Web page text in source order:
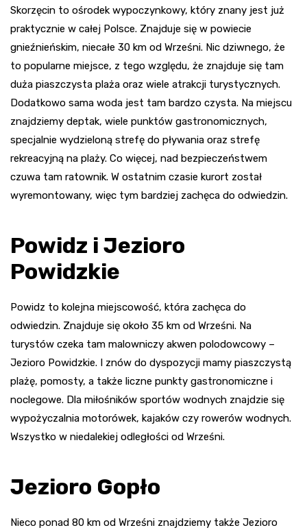
Skorzęcin to ośrodek wypoczynkowy, który znany jest już
praktycznie w całej Polsce. Znajduje się w powiecie
gnieźnieńskim, niecałe 30 km od Wrześni. Nic dziwnego, że
to popularne miejsce, z tego względu, że znajduje się tam
duża piaszczysta plaża oraz wiele atrakcji turystycznych.
Dodatkowo sama woda jest tam bardzo czysta. Na miejscu
znajdziemy deptak, wiele punktów gastronomicznych,
specjalnie wydzieloną strefę do pływania oraz strefę
rekreacyjną na plaży. Co więcej, nad bezpieczeństwem
czuwa tam ratownik. W ostatnim czasie kurort został
wyremontowany, więc tym bardziej zachęca do odwiedzin.
Powidz i Jezioro
Powidzkie
Powidz to kolejna miejscowość, która zachęca do
odwiedzin. Znajduje się około 35 km od Wrześni. Na
turystów czeka tam malowniczy akwen polodowcowy –
Jezioro Powidzkie. I znów do dyspozycji mamy piaszczystą
plażę, pomosty, a także liczne punkty gastronomiczne i
noclegowe. Dla miłośników sportów wodnych znajdzie się
wypożyczalnia motorówek, kajaków czy rowerów wodnych.
Wszystko w niedalekiej odległości od Wrześni.
Jezioro Gopło
Nieco ponad 80 km od Wrześni znajdziemy także Jezioro